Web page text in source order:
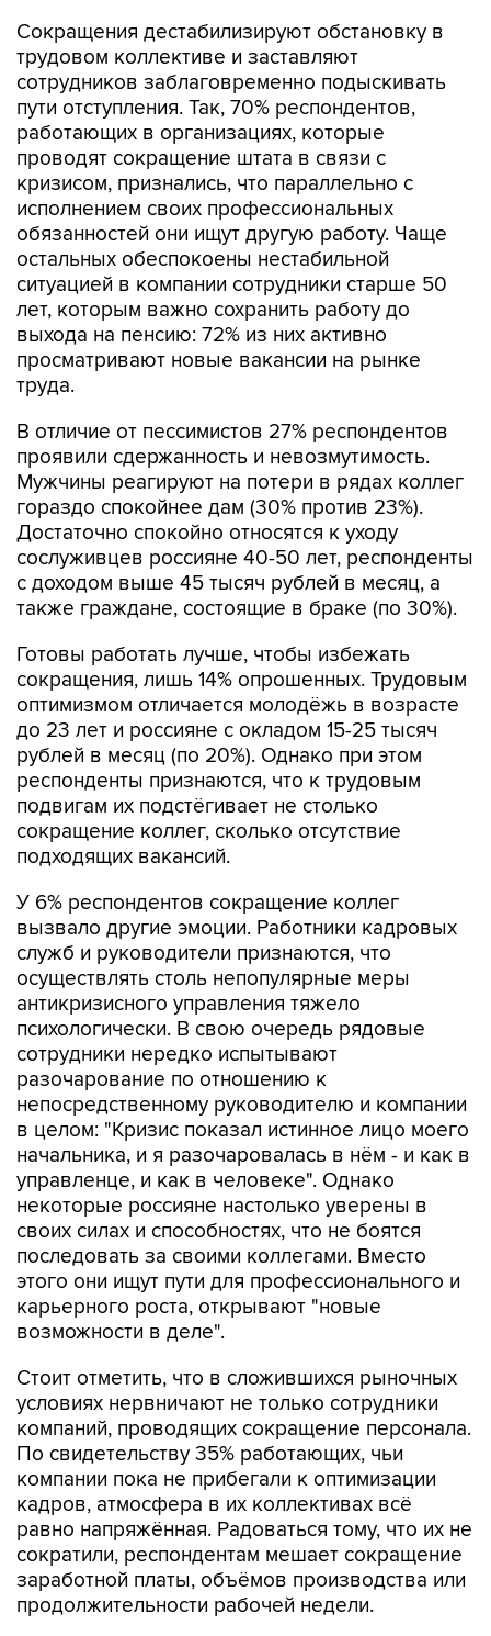
Сокращения дестабилизируют обстановку в
трудовом коллективе и заставляют
сотрудников заблаговременно подыскивать
пути отступления. Так, 70% респондентов,
работающих в организациях, которые
проводят сокращение штата в связи с
кризисом, признались, что параллельно с
исполнением своих профессиональных
обязанностей они ищут другую работу. Чаще
остальных обеспокоены нестабильной
ситуацией в компании сотрудники старше 50
лет, которым важно сохранить работу до
выхода на пенсию: 72% из них активно
просматривают новые вакансии на рынке
труда.
В отличие от пессимистов 27% респондентов
проявили сдержанность и невозмутимость.
Мужчины реагируют на потери в рядах коллег
гораздо спокойнее дам (30% против 23%).
Достаточно спокойно относятся к уходу
сослуживцев россияне 40-50 лет, респонденты
с доходом выше 45 тысяч рублей в месяц, а
также граждане, состоящие в браке (по 30%).
Готовы работать лучше, чтобы избежать
сокращения, лишь 14% опрошенных. Трудовым
оптимизмом отличается молодёжь в возрасте
до 23 лет и россияне с окладом 15-25 тысяч
рублей в месяц (по 20%). Однако при этом
респонденты признаются, что к трудовым
подвигам их подстёгивает не столько
сокращение коллег, сколько отсутствие
подходящих вакансий.
У 6% респондентов сокращение коллег
вызвало другие эмоции. Работники кадровых
служб и руководители признаются, что
осуществлять столь непопулярные меры
антикризисного управления тяжело
психологически. В свою очередь рядовые
сотрудники нередко испытывают
разочарование по отношению к
непосредственному руководителю и компании
в целом: "Кризис показал истинное лицо моего
начальника, и я разочаровалась в нём - и как в
управленце, и как в человеке". Однако
некоторые россияне настолько уверены в
своих силах и способностях, что не боятся
последовать за своими коллегами. Вместо
этого они ищут пути для профессионального и
карьерного роста, открывают "новые
возможности в деле".
Стоит отметить, что в сложившихся рыночных
условиях нервничают не только сотрудники
компаний, проводящих сокращение персонала.
По свидетельству 35% работающих, чьи
компании пока не прибегали к оптимизации
кадров, атмосфера в их коллективах всё
равно напряжённая. Радоваться тому, что их не
сократили, респондентам мешает сокращение
заработной платы, объёмов производства или
продолжительности рабочей недели.